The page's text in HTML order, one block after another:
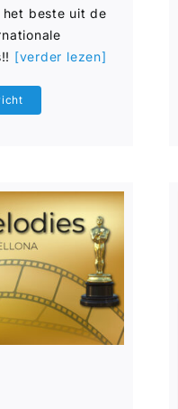
beste uit de
[verder lezen]